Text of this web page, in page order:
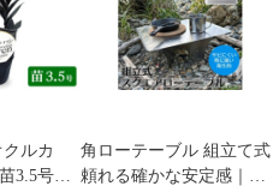
ルカ
3.5号
角ローテーブル 組立て式
頼れる確かな安定感｜テ